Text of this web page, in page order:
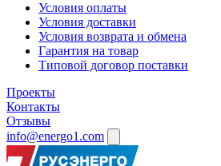
Условия оплаты
Условия доставки
Условия возврата и обмена
Гарантия на товар
Типовой договор поставки
Проекты
Контакты
Отзывы
info@energo1.com